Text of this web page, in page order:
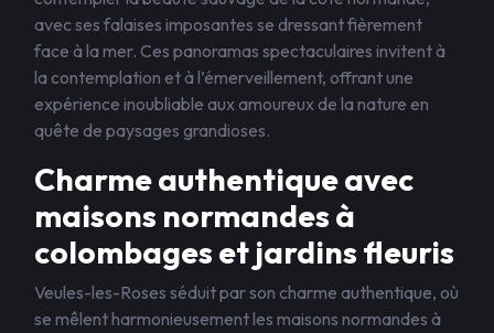
avec ses falaises imposantes se dressant fièrement
face à la mer. Ces panoramas spectaculaires invitent à
la contemplation et à l’émerveillement, offrant une
expérience inoubliable aux amoureux de la nature en
quête de paysages grandioses.
Charme authentique avec
maisons normandes à
colombages et jardins fleuris
Veules-les-Roses séduit par son charme authentique, où
se mêlent harmonieusement les maisons normandes à